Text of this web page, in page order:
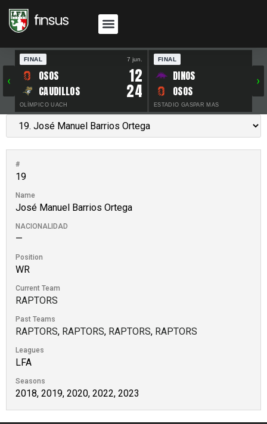
‹
FINAL 7 jun.
OSOS 12
CAUDILLOS 24
OLÍMPICO UACH
FINAL
DINOS
OSOS
ESTADIO GASPAR MAS
›
#
19
Name
José Manuel Barrios Ortega
NACIONALIDAD
—
Position
WR
Current Team
RAPTORS
Past Teams
RAPTORS, RAPTORS, RAPTORS, RAPTORS
Leagues
LFA
Seasons
2018, 2019, 2020, 2022, 2023